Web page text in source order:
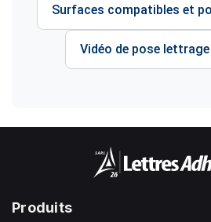
Surfaces compatibles et
Vidéo de pose
Produits